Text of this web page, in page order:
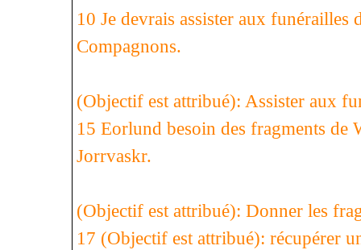
10 Je devrais assister aux
Compagnons.
(Objectif est attribué): Assister aux
15 Eorlund besoin des fragments de
Jorrvaskr.
(Objectif est attribué): Donner les
17 (Objectif est attribué): récupérer